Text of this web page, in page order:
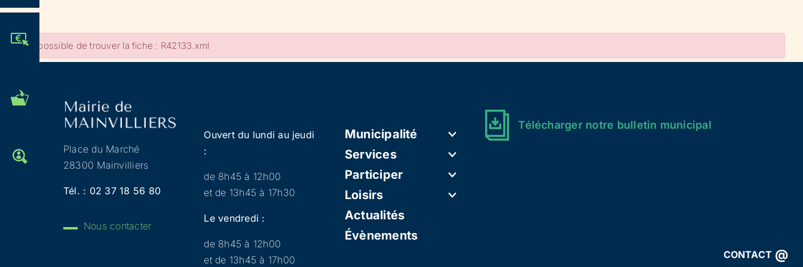
ADMINISTRATIVES
OFFRES D'EMPLOI
CONTACT @
Impossible de trouver la fiche : R42133.xml
Place du Marché
28300 Mainvilliers
Tél. : 02 37 18 56 80
Nous contacter
Ouvert du lundi au jeudi
:
de 8h45 à 12h00
et de 13h45 à 17h30
Le vendredi :
de 8h45 à 12h00
et de 13h45 à 17h00
Municipalité
Services
Participer
Loisirs
Actualités
Évènements
Télécharger notre bulletin municipal